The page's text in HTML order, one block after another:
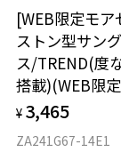
■高温(60℃以上)環
因となります。炎
い。
■傷をつけるような
品名：サングラス
レンズの材質：プ
仕上がり寸法
D 仕上がりの横
E 仕上がりの縦幅
安心2 視
視力の変
力測定を
安心3 か
オンラインスト
実店舗で度付き
ご購入時に「レ
度数を測定のう
料交換いただけま
詳しくはこちら
[WEB限定モ
ストン型サン
ス/TREND(度
搭載)(WEB限
¥ 3,465
ZA241G67-14E1